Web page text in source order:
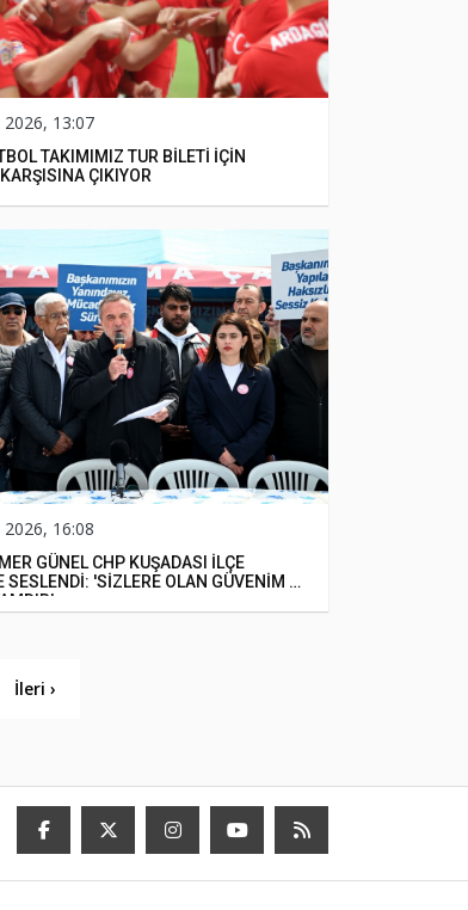
13:07
TAKIMIMIZ TUR BİLETİ İÇİN
ÇIKIYOR
16:08
GÜNEL CHP KUŞADASI İLÇE
SESLENDİ: 'SİZLERE OLAN GÜVENİM VE
İleri ›